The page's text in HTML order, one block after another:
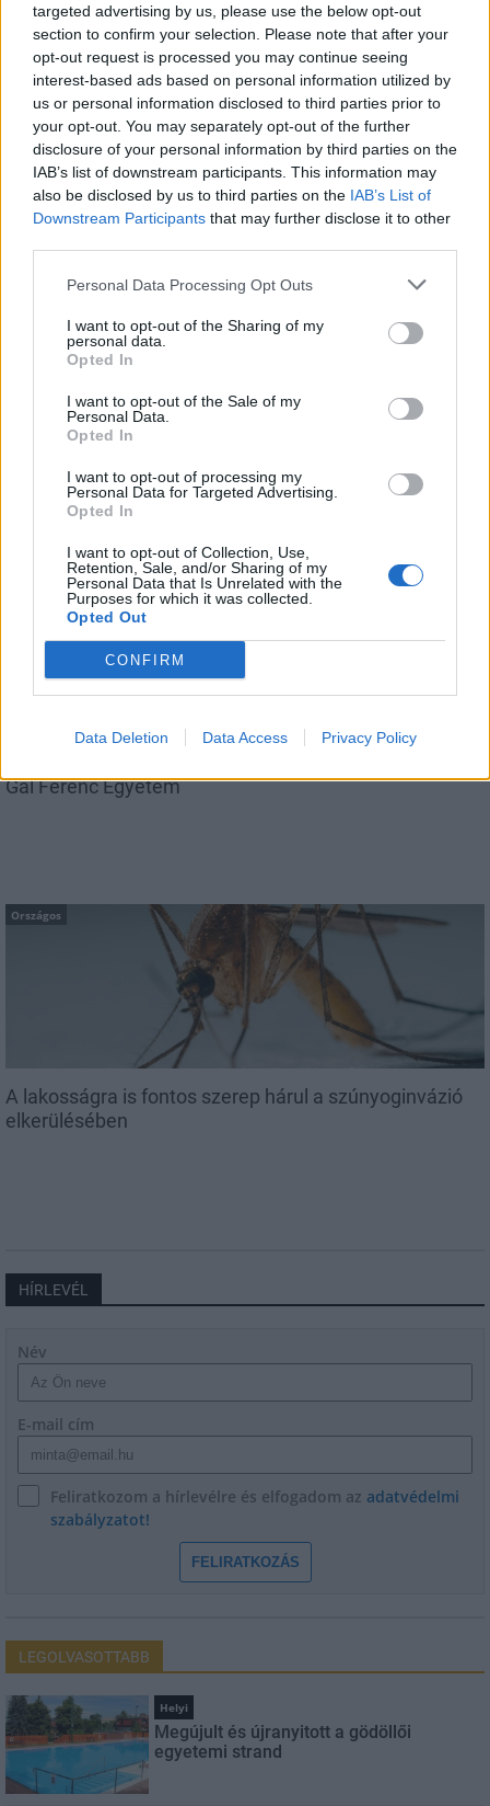
targeted advertising by us, please use the below opt-out
section to confirm your selection. Please note that after your
opt-out request is processed you may continue seeing
interest-based ads based on personal information utilized by
us or personal information disclosed to third parties prior to
your opt-out. You may separately opt-out of the further
disclosure of your personal information by third parties on the
IAB’s list of downstream participants. This information may
also be disclosed by us to third parties on the IAB’s List of
Downstream Participants that may further disclose it to other
Personal Data Processing Opt Outs
I want to opt-out of the Sharing of my
personal data.
Opted In
I want to opt-out of the Sale of my
Personal Data.
Opted In
I want to opt-out of processing my
Personal Data for Targeted Advertising.
Opted In
I want to opt-out of Collection, Use,
Retention, Sale, and/or Sharing of my
Personal Data that Is Unrelated with the
Purposes for which it was collected.
Opted Out
CONFIRM
Data Deletion Data Access Privacy Policy
Látványos építési szakasz indult be a
Flórián téri felüljárón
AJÁNLJUK MÉG
Megérkezett az eső a Duna vízgyűjtőjére
Gál Ferenc Egyetem
Országos
A lakosságra is fontos szerep hárul a szúnyoginvázió
elkerülésében
HÍRLEVÉL
Név
E-mail cím
Feliratkozom a hírlevélre és elfogadom az adatvédelmi
szabályzatot!
FELIRATKOZÁS
LEGOLVASOTTABB
Helyi
Megújult és újranyitott a gödöllői
egyetemi strand